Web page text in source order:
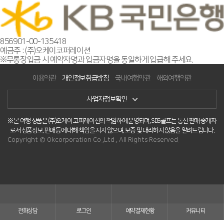
856901-00-135418
예금주 : (주)오케이코퍼레이션
※무통장입금 시 예약자명과 입금자명을 동일하게 입급해 주세요.
이용약관 개인정보취급방침 국내여행약관 해외여행약관
사업자정보확인
※ 본 여행 상품은 (주)오케이 코퍼레이션의 책임하에 운영되며, SBS골프는 통신 판매 중개자
로서 상품정보, 판매 등에 대해 책임을 지지 않으며, 보증 및 대리하지 않음을 알려드립니다.
Copyright © Okcorporation Co.,Ltd., All Rights Reserved.
전화상담 로그인 예약결제현황 커뮤니티